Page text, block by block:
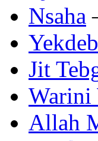
Nsaha
Jit
Warini
Allah